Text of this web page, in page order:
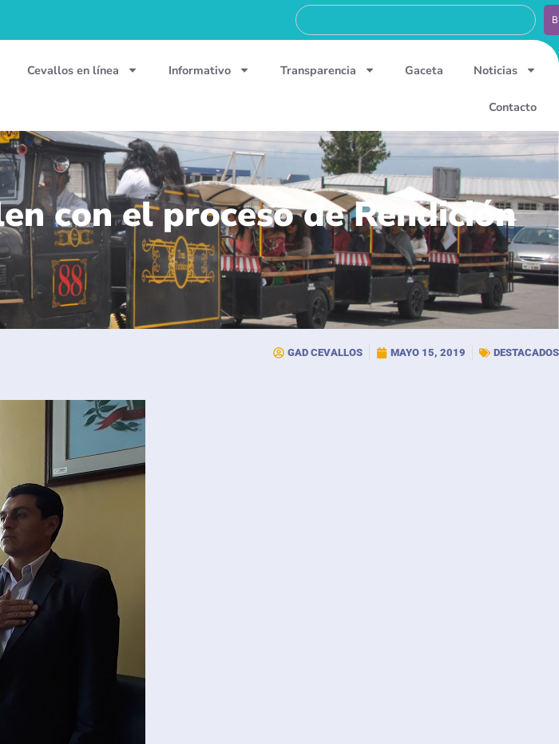
Cevallos en línea Informativo Transparencia Gaceta Noticias
Contacto
con el proceso de Rendición
GAD CEVALLOS MAYO 15, 2019 DESTACADOS